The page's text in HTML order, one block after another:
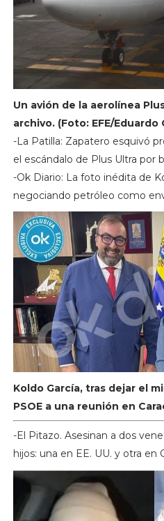
Un avión de la aerolínea
archivo. (Foto: EFE/Eduardo
-La Patilla: Zapatero esquivó
el escándalo de Plus Ultra por
-Ok Diario: La foto inédita de
negociando petróleo como
Koldo García, tras dejar el
PSOE a una reunión en
-El Pitazo. Asesinan a dos
hijos: una en EE. UU. y otra en